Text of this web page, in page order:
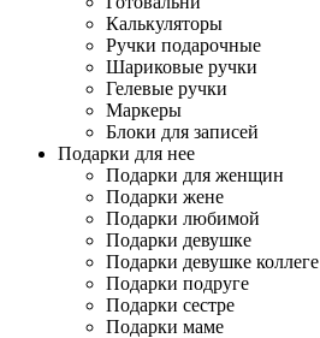
Калькуляторы
Ручки подарочные
Шариковые ручки
Гелевые ручки
Маркеры
Блоки для записей
Подарки для нее
Подарки для женщин
Подарки жене
Подарки любимой
Подарки девушке
Подарки девушке коллеге
Подарки подруге
Подарки сестре
Подарки маме